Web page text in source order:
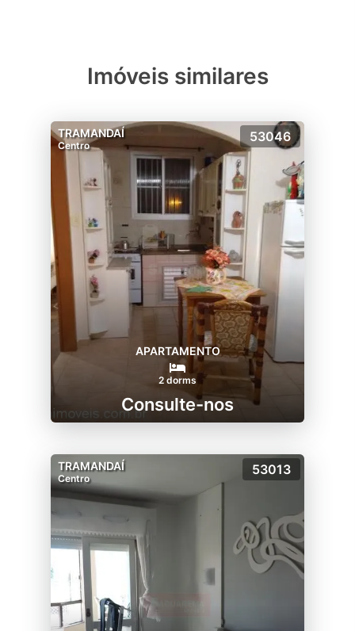
Imóveis similares
TRAMANDAÍ
Centro
53046
APARTAMENTO
2 dorms
Consulte-nos
TRAMANDAÍ
Centro
53013